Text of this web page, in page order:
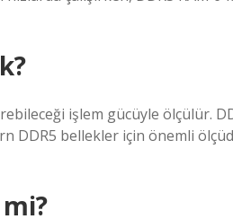
işlem gücüyle ölçülür.
DDR5 bellekler için önemli